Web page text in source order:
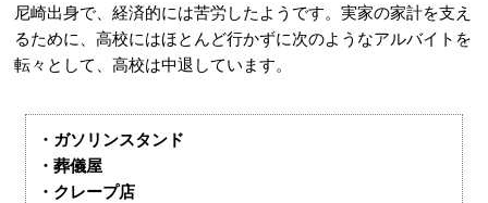
尼崎出身で、経済的には苦労したようです。実家の家計を支え
るために、高校にはほとんど行かずに次のようなアルバイトを
転々として、高校は中退しています。
・ガソリンスタンド
・葬儀屋
・クレープ店